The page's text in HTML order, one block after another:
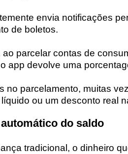
envia notificações
de boletos.
parcelar contas de
app devolve uma
no parcelamento, muitas
ou um desconto real
do saldo
tradicional, o dinheiro